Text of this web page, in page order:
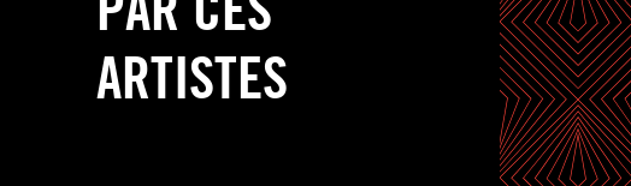
ARTISTES